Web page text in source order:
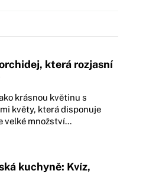
která rozjasní
krásnou květinu s
květy, která disponuje
velké množství...
kuchyně: Kvíz,